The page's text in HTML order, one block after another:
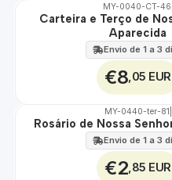
🇵🇹
MY-0040-CT-46
Carteira e Terço de
Aparecida
Envio de 1 a 3
€8 ,05 EUR
🇵🇹
MY-0440-ter-81
Rosário de Nossa
Envio de 1 a 3
€2 ,85 EUR